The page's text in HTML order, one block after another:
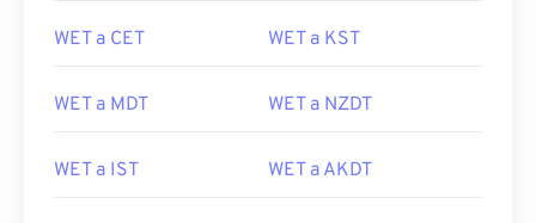
WET a CET WET a KST
WET a MDT WET a NZDT
WET a IST WET a AKDT